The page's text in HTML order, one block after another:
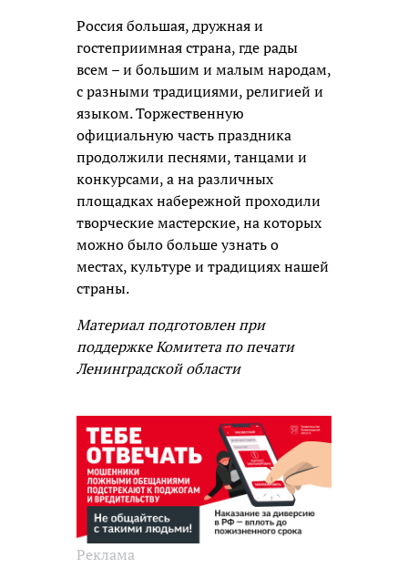
Россия большая, дружная и
гостеприимная страна, где рады
всем – и большим и малым народам,
с разными традициями, религией и
языком. Торжественную
официальную часть праздника
продолжили песнями, танцами и
конкурсами, а на различных
площадках набережной проходили
творческие мастерские, на которых
можно было больше узнать о
местах, культуре и традициях нашей
страны.
Материал подготовлен при
поддержке Комитета по печати
Ленинградской области
Реклама